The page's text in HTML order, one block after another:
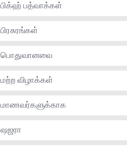
பிக்ஹ் பத்வாக்கள்
பிரசுரங்கள்
பொதுவானவை
மற்ற விழாக்கள்
மாணவர்களுக்காக
ஷஜரா